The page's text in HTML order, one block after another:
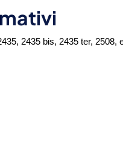
2435 bis, 2435 ter, 2508,